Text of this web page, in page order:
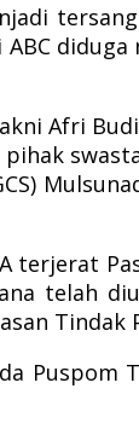
Afri
terjerat
telah
Tindak
Puspom